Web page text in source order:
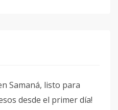
Samaná, listo para
desde el primer día!